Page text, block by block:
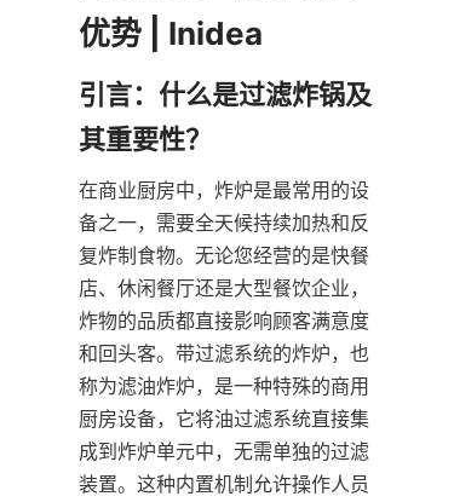
引言：什么是过滤炸锅及
在商业厨房中，炸炉是最常用的设
备之一，需要全天候持续加热和反
复炸制食物。无论您经营的是快餐
店、休闲餐厅还是大型餐饮企业，
炸物的品质都直接影响顾客满意度
和回头客。带过滤系统的炸炉，也
称为滤油炸炉，是一种特殊的商用
厨房设备，它将油过滤系统直接集
成到炸炉单元中，无需单独的过滤
装置。这种内置机制允许操作人员